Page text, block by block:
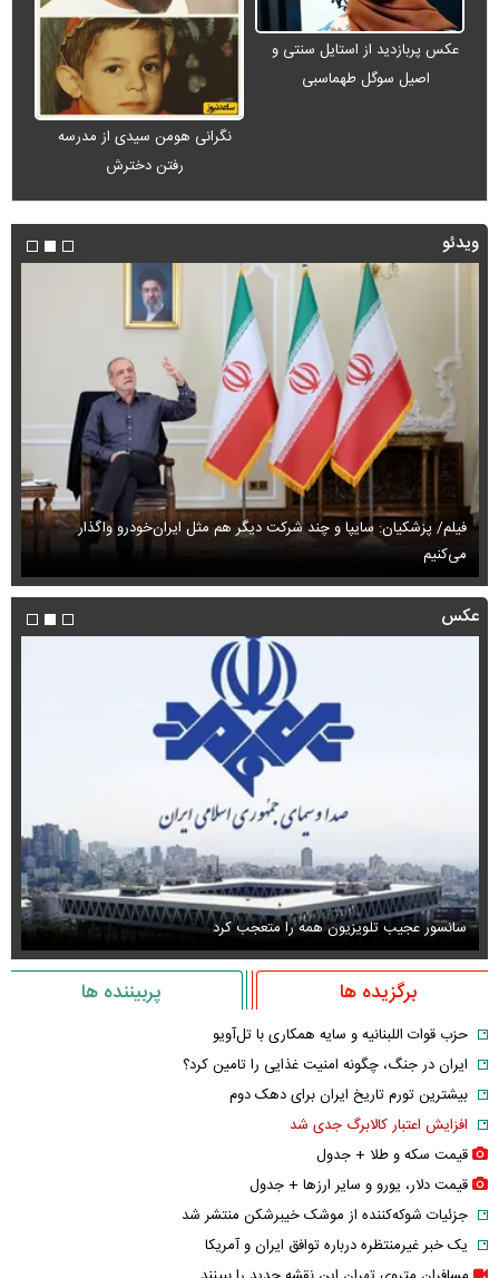
عکس پربازدید از استایل سنتی و
اصیل سوگل طهماسبی
نگرانی هومن سیدی از مدرسه
رفتن دخترش
ویدئو
فیلم/ پزشکیان: سایپا و چند شرکت دیگر هم مثل ایران‌خودرو واگذار
می‌کنیم
عکس
سانسور عجیب تلویزیون همه را متعجب کرد
برگزیده ها پربیننده ها
حزب قوات اللبنانیه و سایه همکاری با تل‌آویو
ایران در جنگ، چگونه امنیت غذایی را تامین کرد؟
بیشترین تورم تاریخ ایران برای دهک دوم
افزایش اعتبار کالابرگ جدی شد
قیمت سکه و طلا + جدول
قیمت دلار، یورو و سایر ارز‌ها + جدول
جزئیات شوکه‌کننده از موشک خیبرشکن منتشر شد
یک خبر غیرمنتظره درباره توافق ایران و آمریکا